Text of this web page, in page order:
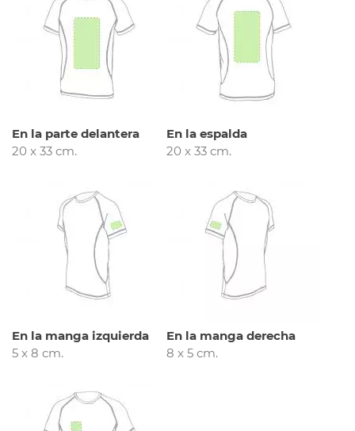
En la parte delantera
20 x 33 cm.
En la espalda
20 x 33 cm.
En la manga izquierda
5 x 8 cm.
En la manga derecha
8 x 5 cm.